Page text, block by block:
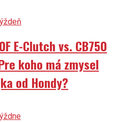
E-Clutch vs. CB750
koho má zmysel
od Hondy?